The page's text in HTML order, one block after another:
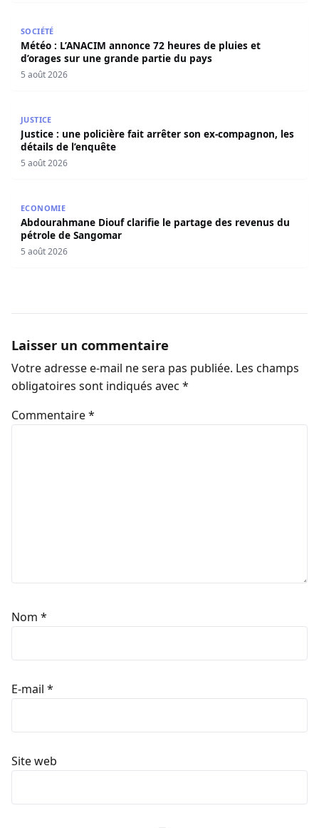
SOCIÉTÉ
Météo : L’ANACIM annonce 72 heures de pluies et
d’orages sur une grande partie du pays
5 août 2026
JUSTICE
Justice : une policière fait arrêter son ex-compagnon, les
détails de l’enquête
5 août 2026
ECONOMIE
Abdourahmane Diouf clarifie le partage des revenus du
pétrole de Sangomar
5 août 2026
Laisser un commentaire
Votre adresse e-mail ne sera pas publiée. Les champs
obligatoires sont indiqués avec *
Commentaire*
Nom *
E-mail *
Site web